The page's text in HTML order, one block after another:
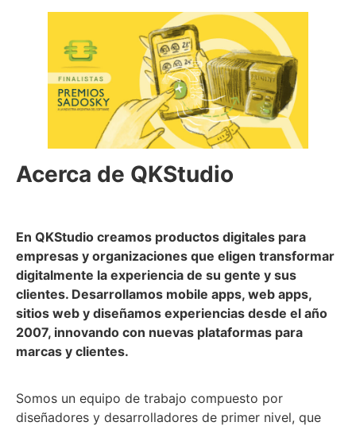
Acerca de QKStudio
En QKStudio creamos productos digitales para
empresas y organizaciones que eligen transformar
digitalmente la experiencia de su gente y sus
clientes. Desarrollamos mobile apps, web apps,
sitios web y diseñamos experiencias desde el año
2007, innovando con nuevas plataformas para
marcas y clientes.
Somos un equipo de trabajo compuesto por
diseñadores y desarrolladores de primer nivel, que